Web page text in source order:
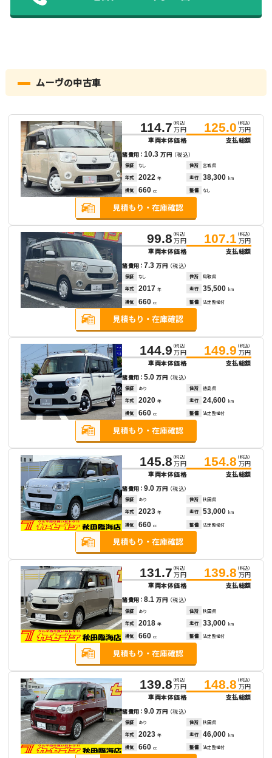
ムーヴの中古車
114.7 （税込）
万円
車両本体価格
125.0 （税込）
万円
支払総額
諸費用：10.3万円 （税込）
保証 なし 住所 宮城県
年式 2022 年 走行 38,300 km
排気 660 cc 整備 なし
99.8 （税込）
万円
車両本体価格
107.1 （税込）
万円
支払総額
諸費用：7.3万円 （税込）
保証 なし 住所 鳥取県
年式 2017 年 走行 35,500 km
排気 660 cc 整備 法定整備付
144.9 （税込）
万円
車両本体価格
149.9 （税込）
万円
支払総額
諸費用：5.0万円 （税込）
保証 あり 住所 徳島県
年式 2020 年 走行 24,600 km
排気 660 cc 整備 法定整備付
145.8 （税込）
万円
車両本体価格
154.8 （税込）
万円
支払総額
諸費用：9.0万円 （税込）
保証 あり 住所 秋田県
年式 2023 年 走行 53,000 km
排気 660 cc 整備 法定整備付
131.7 （税込）
万円
車両本体価格
139.8 （税込）
万円
支払総額
諸費用：8.1万円 （税込）
保証 あり 住所 秋田県
年式 2018 年 走行 33,000 km
排気 660 cc 整備 法定整備付
139.8 （税込）
万円
車両本体価格
148.8 （税込）
万円
支払総額
諸費用：9.0万円 （税込）
保証 あり 住所 秋田県
年式 2023 年 走行 46,000 km
排気 660 cc 整備 法定整備付